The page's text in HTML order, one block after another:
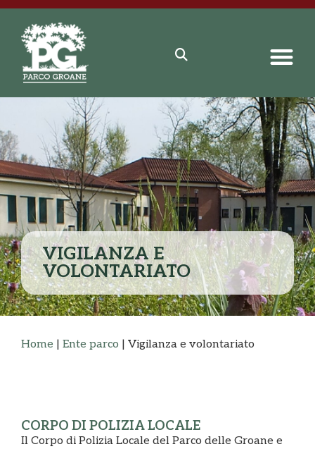
VIGILANZA E
VOLONTARIATO
Home | Ente parco | Vigilanza e volontariato
CORPO DI POLIZIA LOCALE
Il Corpo di Polizia Locale del Parco delle Groane e